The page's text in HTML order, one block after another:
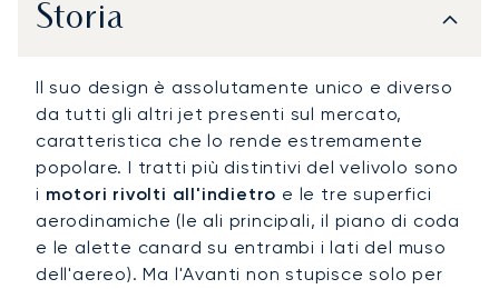
Storia
Il suo design è assolutamente unico e diverso
da tutti gli altri jet presenti sul mercato,
caratteristica che lo rende estremamente
popolare. I tratti più distintivi del velivolo sono
i motori rivolti all'indietro e le tre superfici
aerodinamiche (le ali principali, il piano di coda
e le alette canard su entrambi i lati del muso
dell'aereo). Ma l'Avanti non stupisce solo per